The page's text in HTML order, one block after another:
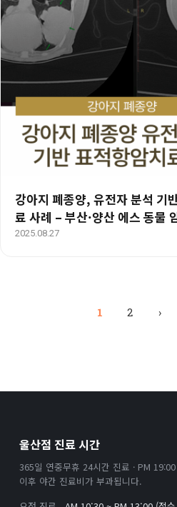
강아지 폐종양, 유전자 분석 기
료 사례 – 부산·양산 에스 동물
2025.08.27
1 2 ›
울산점 진료 시간
365일 연중무휴 24시간 진료 · PM 19:00
이후 야간 진료비가 부과됩니다.